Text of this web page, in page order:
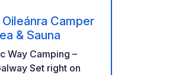
Camper
& Sauna
Way Camping –
right on